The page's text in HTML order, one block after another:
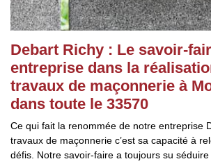
Debart Richy : Le savoir-
entreprise dans la
travaux de maçonnerie à
dans toute le 33570
Ce qui fait la renommée de notre entreprise
travaux de maçonnerie c’est sa capacité à
défis. Notre savoir-faire a toujours su séduire